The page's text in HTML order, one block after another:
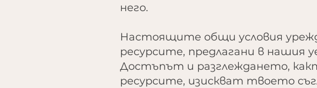
него.
Настоящите общи условия
ресурсите, предлагани в нашия
Достъпът и разглеждането,
ресурсите, изискват твоето